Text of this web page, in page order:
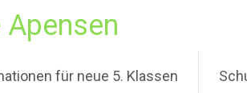
für neue 5. Klassen